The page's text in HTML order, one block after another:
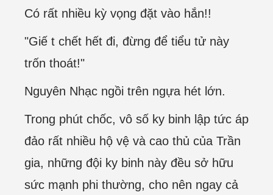
Có rất nhiều kỳ vọng đặt vào hắn!!
"Giế t chết hết đi, đừng để tiểu tử này
trốn thoát!"
Nguyên Nhạc ngồi trên ngựa hét lớn.
Trong phút chốc, vô số ky binh lập tức áp
đảo rất nhiều hộ vệ và cao thủ của Trần
gia, những đội ky binh này đều sở hữu
sức mạnh phi thường, cho nên ngay cả